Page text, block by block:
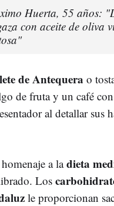
Huerta, 55 años:
con aceite de oliva
de Antequera o
de fruta y un café
al detallar sus
a ladieta
Los
le proporcionan